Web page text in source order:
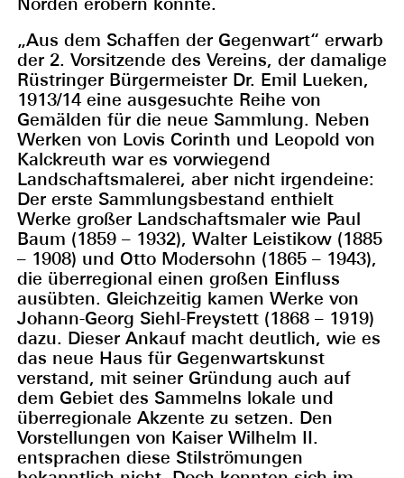
„Aus dem Schaffen der Gegenwart“ erwarb
der 2. Vorsitzende des Vereins, der damalige
Rüstringer Bürgermeister Dr. Emil Lueken,
1913/14 eine ausgesuchte Reihe von
Gemälden für die neue Sammlung. Neben
Werken von Lovis Corinth und Leopold von
Kalckreuth war es vorwiegend
Landschaftsmalerei, aber nicht irgendeine:
Der erste Sammlungsbestand enthielt
Werke großer Landschaftsmaler wie Paul
Baum (1859 – 1932), Walter Leistikow (1885
– 1908) und Otto Modersohn (1865 – 1943),
die überregional einen großen Einfluss
ausübten. Gleichzeitig kamen Werke von
Johann-Georg Siehl-Freystett (1868 – 1919)
dazu. Dieser Ankauf macht deutlich, wie es
das neue Haus für Gegenwartskunst
verstand, mit seiner Gründung auch auf
dem Gebiet des Sammelns lokale und
überregionale Akzente zu setzen. Den
Vorstellungen von Kaiser Wilhelm II.
entsprachen diese Stilströmungen